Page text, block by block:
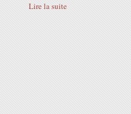
Lire la suite